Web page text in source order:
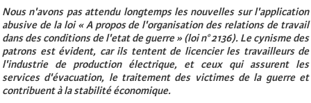
Nous n'avons pas attendu longtemps les nouvelles sur l'application
abusive de la loi « A propos de l'organisation des relations de travail
dans des conditions de l'etat de guerre » (loi n° 2136). Le cynisme des
patrons est évident, car ils tentent de licencier les travailleurs de
l'industrie de production électrique, et ceux qui assurent les
services d'évacuation, le traitement des victimes de la guerre et
contribuent à la stabilité économique.